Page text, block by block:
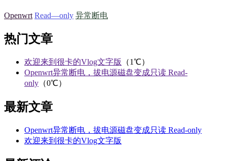
Openwrt Read—only 异常断电
热门文章
欢迎来到很卡的Vlog文字版
（1℃）
Openwrt异常断电，拔电源磁盘变成只读 Read-
only （0℃）
最新文章
Openwrt异常断电，拔电源磁盘变成只读 Read-only
欢迎来到很卡的Vlog文字版